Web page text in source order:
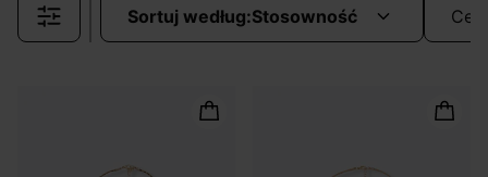
sortuj według: stosowność